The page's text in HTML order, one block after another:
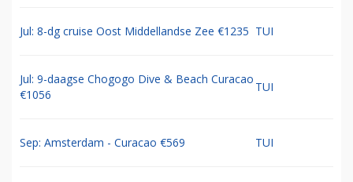
Jul: 8-dg cruise Oost Middellandse Zee €1235 TUI
Jul: 9-daagse Chogogo Dive & Beach Curacao
€1056
TUI
Sep: Amsterdam - Curacao €569 TUI